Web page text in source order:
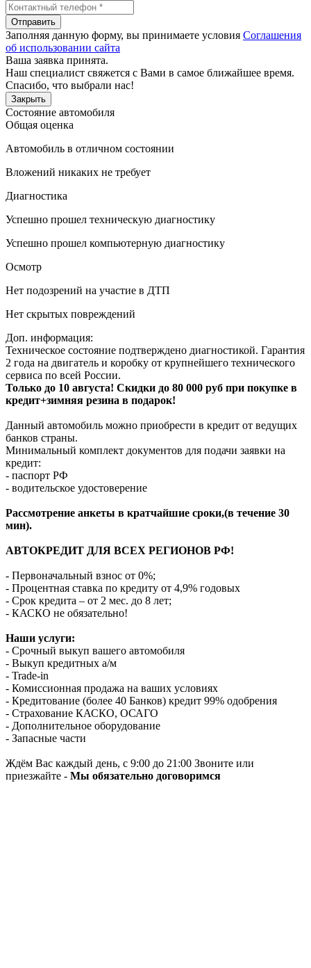
Отправить
Заполняя данную форму, вы принимаете условия Соглашения
об использовании сайта
Ваша заявка принята.
Наш специалист свяжется с Вами в самое ближайшее время.
Спасибо, что выбрали нас!
Закрыть
Состояние автомобиля
Общая оценка
Автомобиль в отличном состоянии
Вложений никаких не требует
Диагностика
Успешно прошел техническую диагностику
Успешно прошел компьютерную диагностику
Осмотр
Нет подозрений на участие в ДТП
Нет скрытых повреждений
Доп. информация:
Техническое состояние подтверждено диагностикой. Гарантия
2 года на двигатель и коробку от крупнейшего технического
сервиса по всей России.
Только до 10 августа! Скидки до 80 000 руб при покупке в
кредит+зимняя резина в подарок!
Данный автомобиль можно приобрести в кредит от ведущих
банков страны.
Минимальный комплект документов для подачи заявки на
кредит:
- паспорт РФ
- водительское удостоверение
Рассмотрение анкеты в кратчайшие сроки,(в течение 30
мин).
АВТОКРЕДИТ ДЛЯ ВСЕХ РЕГИОНОВ РФ!
- Первоначальный взнос от 0%;
- Процентная ставка по кредиту от 4,9% годовых
- Срок кредита – от 2 мес. до 8 лет;
- КАСКО не обязательно!
Наши услуги:
- Срочный выкуп вашего автомобиля
- Выкуп кредитных а/м
- Trade-in
- Комиссионная продажа на ваших условиях
- Кредитование (более 40 Банков) кредит 99% одобрения
- Страхование КАСКО, ОСАГО
- Дополнительное оборудование
- Запасные части
Ждём Вас каждый день, с 9:00 до 21:00 Звоните или
приезжайте - Мы обязательно договоримся